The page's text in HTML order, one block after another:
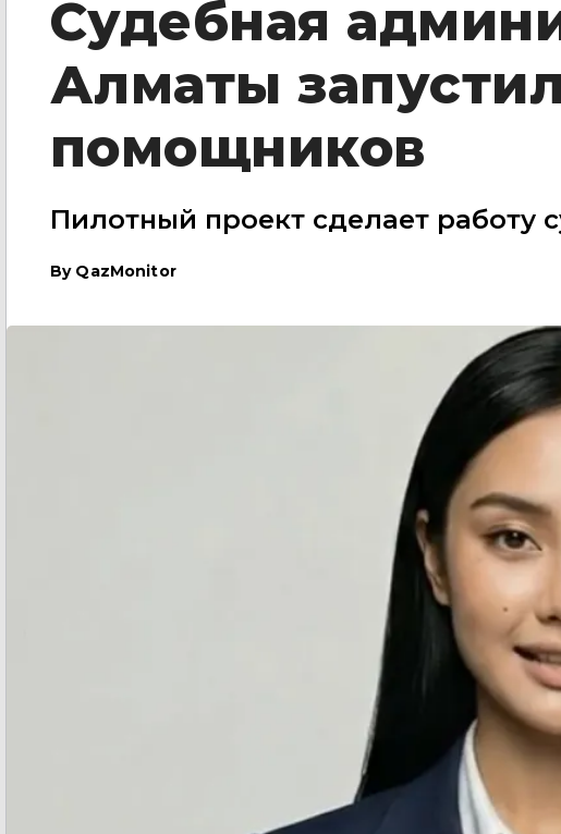
Судебная
Алматы
помощников
Пилотный проект сделает работу
By QazMonitor